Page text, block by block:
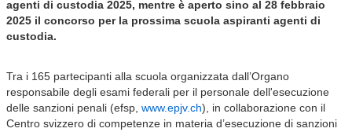
agenti di custodia 2025, mentre è aperto sino al 28 febbraio
2025 il concorso per la prossima scuola aspiranti agenti di
custodia.
Tra i 165 partecipanti alla scuola organizzata dall’Organo
responsabile degli esami federali per il personale dell'esecuzione
delle sanzioni penali (efsp, www.epjv.ch), in collaborazione con il
Centro svizzero di competenze in materia d’esecuzione di sanzioni